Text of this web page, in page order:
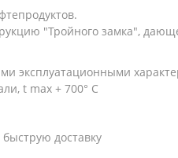
"Тройного замка",
эксплуатационными
t max + 700° C
доставку